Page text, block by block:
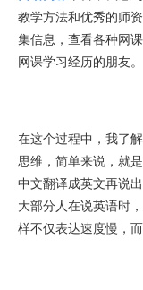
教学方法和优秀的师
集信息，查看各种网
网课学习经历的朋友。
在这个过程中，我了
思维，简单来说，就
中文翻译成英文再说
大部分人在说英语时
样不仅表达速度慢，